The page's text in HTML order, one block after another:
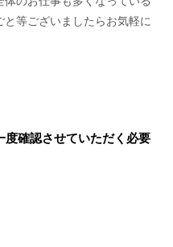
等ございましたらお気軽に
度確認させていただく必要